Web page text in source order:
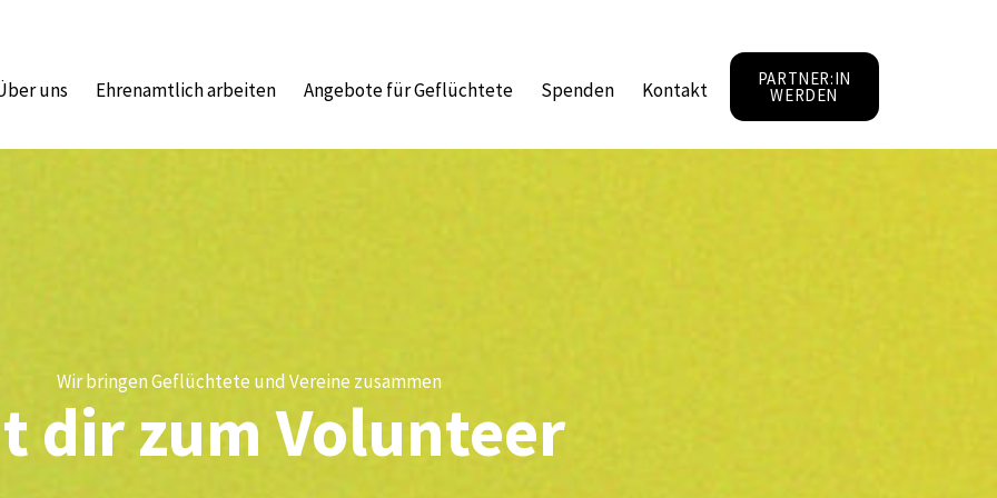
uns Ehrenamtlich arbeiten Angebote für Geflüchtete Spenden Kontakt PARTNER:IN
WERDEN
Wir bringen Geflüchtete und Vereine zusammen
dir zum Volunteer